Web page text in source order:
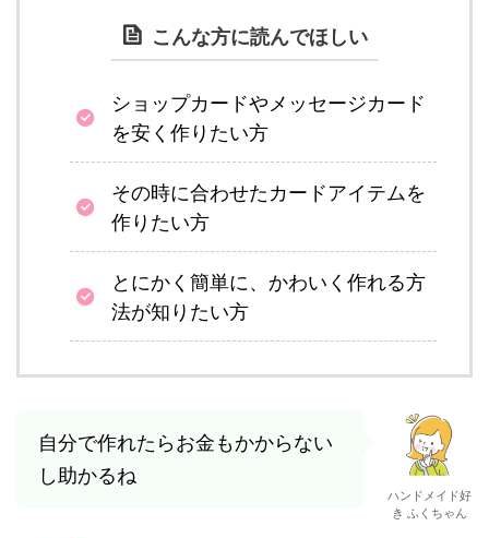
こんな方に読んでほしい
ショップカードやメッセージカード
を安く作りたい方
その時に合わせたカードアイテムを
作りたい方
とにかく簡単に、かわいく作れる方
法が知りたい方
自分で作れたらお金もかからない
し助かるね
ハンドメイド好
き ふくちゃん